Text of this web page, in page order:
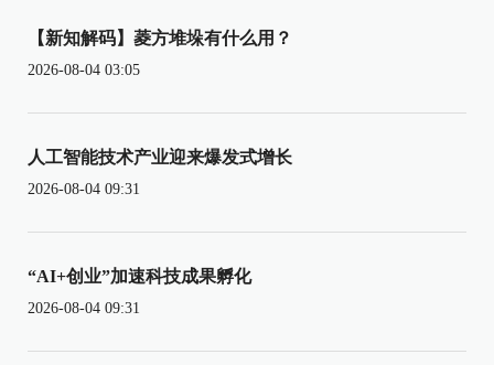
【新知解码】菱方堆垛有什么用？
2026-08-04 03:05
人工智能技术产业迎来爆发式增长
2026-08-04 09:31
“AI+创业”加速科技成果孵化
2026-08-04 09:31